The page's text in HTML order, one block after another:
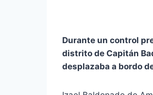
Durante un control
distrito de Capitán
desplazaba a bordo